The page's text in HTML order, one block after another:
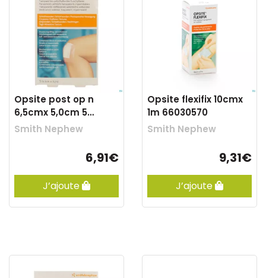
Opsite post op n
6,5cmx 5,0cm 5
66030313
Smith Nephew
6,91€
J’ajoute
Opsite flexifix 10cmx
1m 66030570
Smith Nephew
9,31€
J’ajoute